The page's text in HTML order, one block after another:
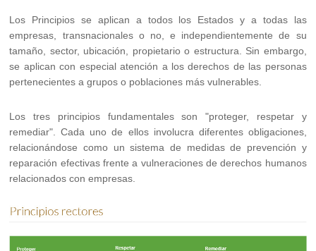
Los Principios se aplican a todos los Estados y a todas las
empresas, transnacionales o no, e independientemente de su
tamaño, sector, ubicación, propietario o estructura. Sin embargo,
se aplican con especial atención a los derechos de las personas
pertenecientes a grupos o poblaciones más vulnerables.
Los tres principios fundamentales son "proteger, respetar y
remediar". Cada uno de ellos involucra diferentes obligaciones,
relacionándose como un sistema de medidas de prevención y
reparación efectivas frente a vulneraciones de derechos humanos
relacionados con empresas.